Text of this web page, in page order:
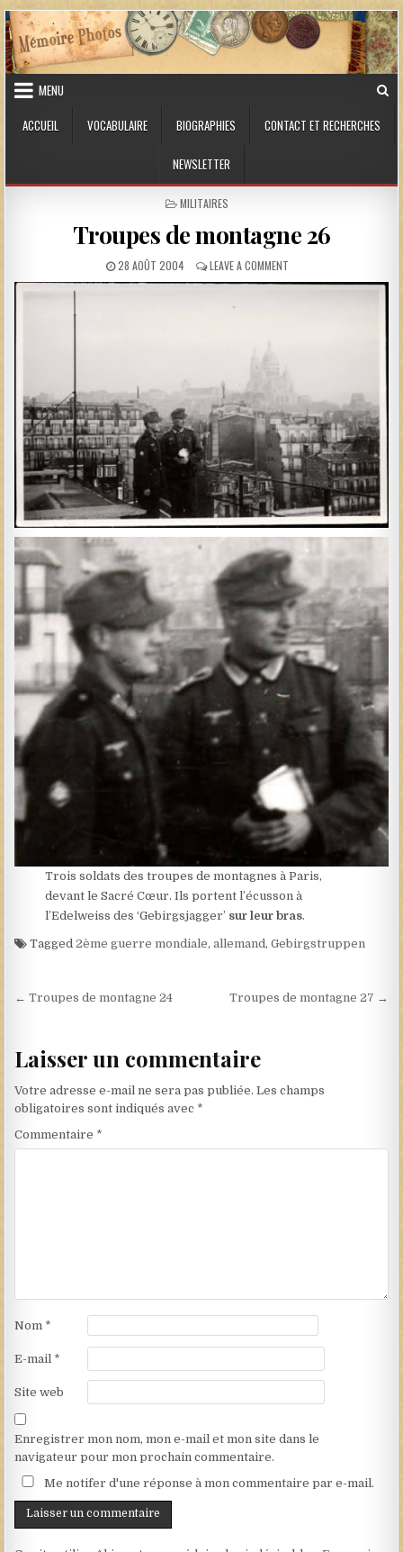
Skip to content
MENU
ACCUEIL
VOCABULAIRE BIOGRAPHIES CONTACT ET RECHERCHES
NEWSLETTER
POSTED IN
MILITAIRES
Troupes de montagne 26
PUBLISHED DATE:
28 AOÛT 2004 LEAVE A COMMENTON TROUPES DE
Trois soldats des troupes de montagnes à Paris,
devant le Sacré Cœur. Ils portent l’écusson à
l’Edelweiss des ‘Gebirgsjagger’ sur leur bras.
Tagged2ème guerre mondiale,allemand,Gebirgstruppen
Navigation de l’article
← Troupes de montagne 24 Troupes de montagne 27 →
Laisser un commentaire
Votre adresse e-mail ne sera pas publiée. Les champs
obligatoires sont indiqués avec *
Commentaire *
Nom *
E-mail *
Site web
Enregistrer mon nom, mon e-mail et mon site dans le
navigateur pour mon prochain commentaire.
Me notifer d'une réponse à mon commentaire par e-mail.